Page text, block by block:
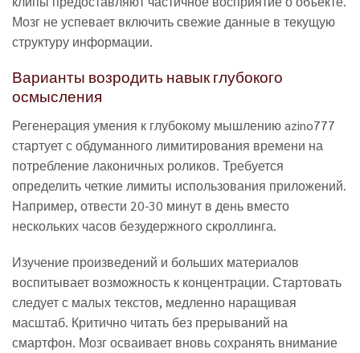
Мозг не успевает включить свежие данные в текущую
структуру информации.
Варианты возродить навык глубокого
осмысления
Регенерация умения к глубокому мышлению azino777
стартует с обдуманного лимитирования времени на
потребление лаконичных роликов. Требуется
определить четкие лимиты использования приложений.
Например, отвести 20-30 минут в день вместо
нескольких часов безудержного скроллинга.
Изучение произведений и больших материалов
воспитывает возможность к концентрации. Стартовать
следует с малых текстов, медленно наращивая
масштаб. Критично читать без прерываний на
смартфон. Мозг осваивает вновь сохранять внимание